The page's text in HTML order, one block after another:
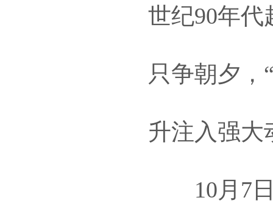
世纪90年
只争朝夕，
升注入强大
10月7日